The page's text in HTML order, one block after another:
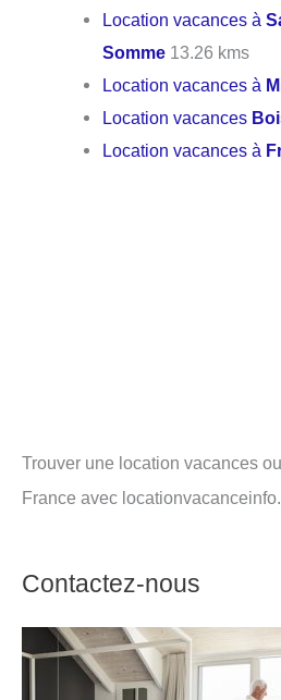
Location vacances à
Somme 13.26 kms
Location vacances à
Location vacances
Location vacances à
Trouver une location vacances
France avec
Contactez-nous